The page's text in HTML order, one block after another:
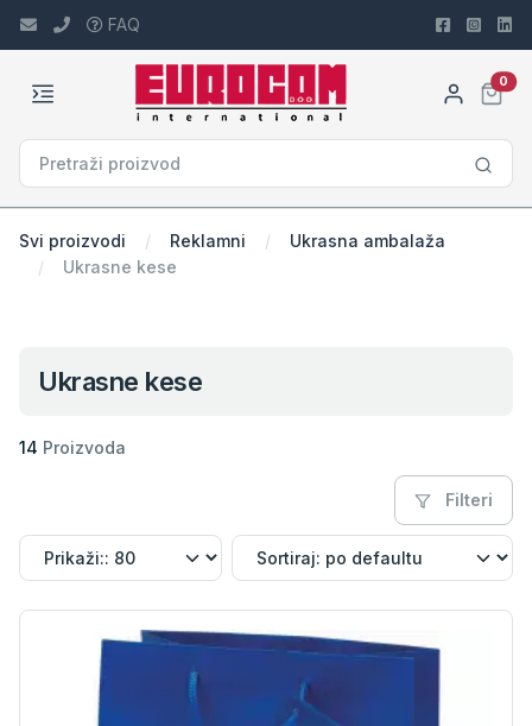
FAQ
0 cart
Svi proizvodi Reklamni
Ukrasna ambalaža
Ukrasne kese
Ukrasne kese
14 Proizvoda
Filteri